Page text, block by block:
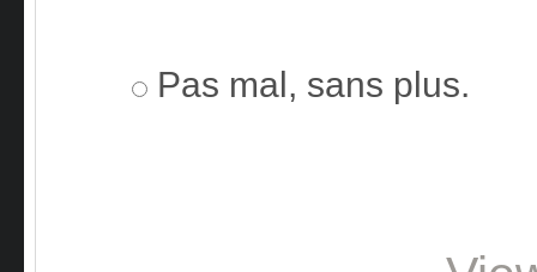
Pas mal, sans plus.